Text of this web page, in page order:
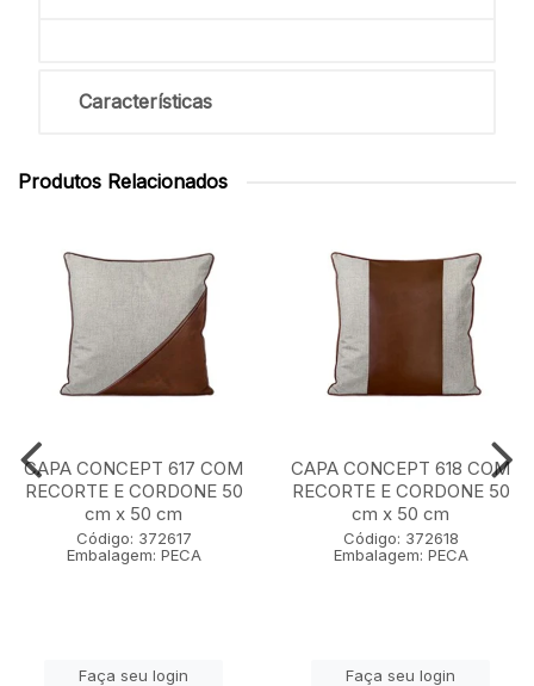
Características
Produtos Relacionados
CAPA CONCEPT 617 COM
RECORTE E CORDONE 50
cm x 50 cm
Código: 372617
Embalagem: PECA
Faça seu login
CAPA CONCEPT 618 COM
RECORTE E CORDONE 50
cm x 50 cm
Código: 372618
Embalagem: PECA
Faça seu login